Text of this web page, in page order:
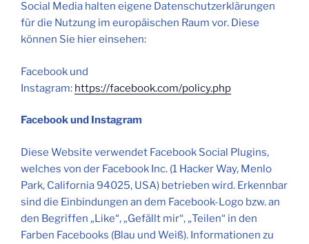
Social Media halten eigene Datenschutzerklärungen
für die Nutzung im europäischen Raum vor. Diese
können Sie hier einsehen:
Facebook und
Instagram: https://facebook.com/policy.php
Facebook und Instagram
Diese Website verwendet Facebook Social Plugins,
welches von der Facebook Inc. (1 Hacker Way, Menlo
Park, California 94025, USA) betrieben wird. Erkennbar
sind die Einbindungen an dem Facebook-Logo bzw. an
den Begriffen „Like“, „Gefällt mir“, „Teilen“ in den
Farben Facebooks (Blau und Weiß). Informationen zu